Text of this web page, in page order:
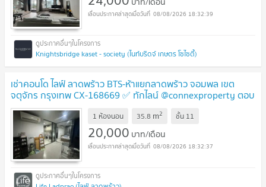
08/08/2026 18:32:39
Knightsbridge kaset - society (ไนท์บริดจ์ เกษตร โซไซตี้)
เช่าคอนโด ไลฟ์ ลาดพร้าว BTS-ห้าแยกลาดพร้าว จอมพล เขต
จตุจักร กรุงเทพ CX-168669 ✅ ทักไลน์ @connexproperty ตอบ
ทันที ทีมงานมืออาชีพ ✅
1 ห้องนอน 35.8 m2 ชั้น 11
20,000 บาท/เดือน
08/08/2026 18:32:37